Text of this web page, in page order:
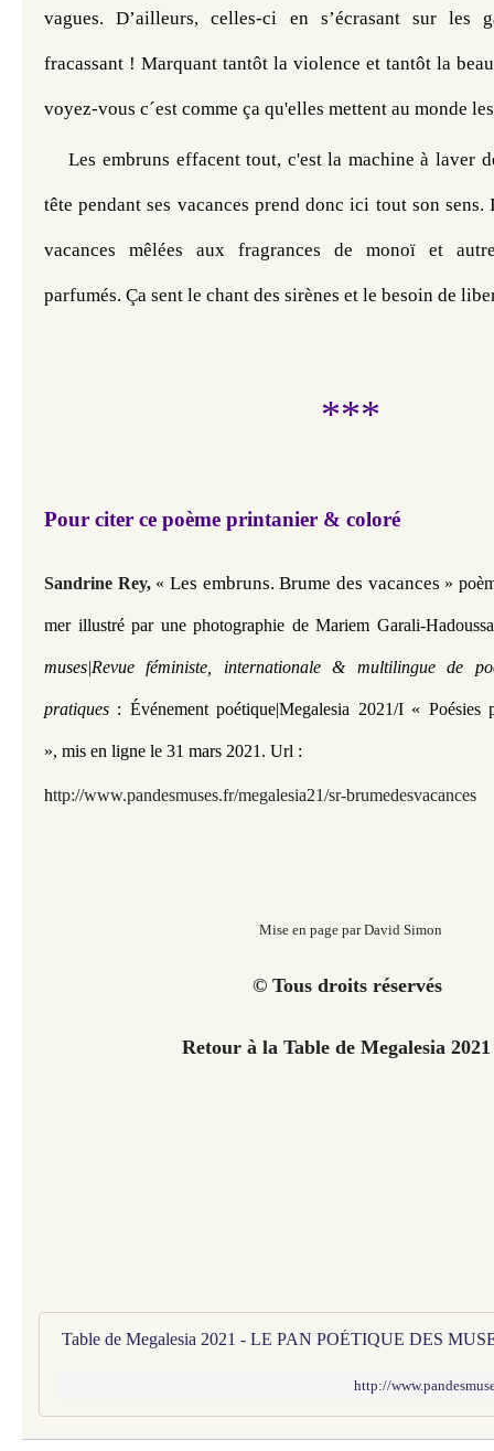
vagues. D’ailleurs, celles-ci en s’écrasant sur les
fracassant ! Marquant tantôt la violence et tantôt la
voyez-vous c´est comme ça qu'elles mettent au monde
Les embruns effacent tout, c'est la machine à laver
tête pendant ses vacances prend donc ici tout son
vacances mêlées aux fragrances de monoï et
parfumés. Ça sent le chant des sirènes et le besoin de
***
Pour citer ce poème printanier & coloré
Sandrine Rey, « Les embruns. Brume des vacances »
mer illustré par une photographie de Mariem Garali-Hadoussa
muses|Revue féministe, internationale & multilingue de
pratiques : Événement poétique|Megalesia 2021/I « Poésies
», mis en ligne le 31 mars 2021. Url :
http://www.pandesmuses.fr/megalesia21/sr-brumedesvacances
Mise en page par David Simon
© Tous droits réservés
Retour à la Table de Megalesia
Table de Megalesia 2021 - LE PAN POÉTIQUE DES
http://